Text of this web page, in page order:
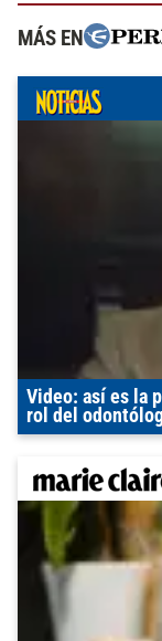
MÁS EN
Video: así es la
rol del